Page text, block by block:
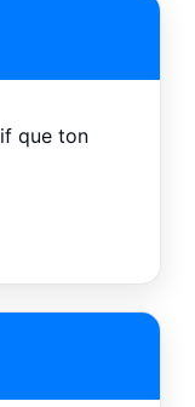
que ton